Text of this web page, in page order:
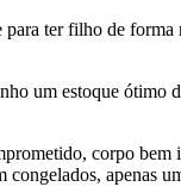
ter filho de
um estoque ótimo
corpo bem
apenas